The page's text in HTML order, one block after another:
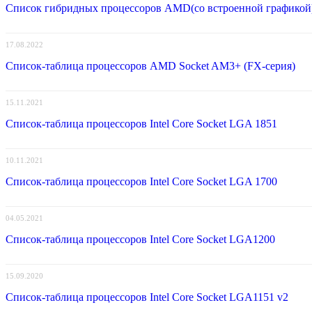
Список гибридных процессоров AMD(со встроенной
17.08.2022
Список-таблица процессоров AMD Socket AM3+ (FX-серия)
15.11.2021
Список-таблица процессоров Intel Core Socket LGA 1851
10.11.2021
Список-таблица процессоров Intel Core Socket LGA 1700
04.05.2021
Список-таблица процессоров Intel Core Socket LGA1200
15.09.2020
Список-таблица процессоров Intel Core Socket LGA1151 v2